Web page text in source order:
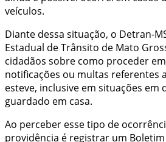
veículos.
Diante dessa situação, o Detran-
Estadual de Trânsito de Mato
cidadãos sobre como proceder
notificações ou multas referentes
esteve, inclusive em situações em
guardado em casa.
Ao perceber esse tipo de
providência é registrar um Boletim